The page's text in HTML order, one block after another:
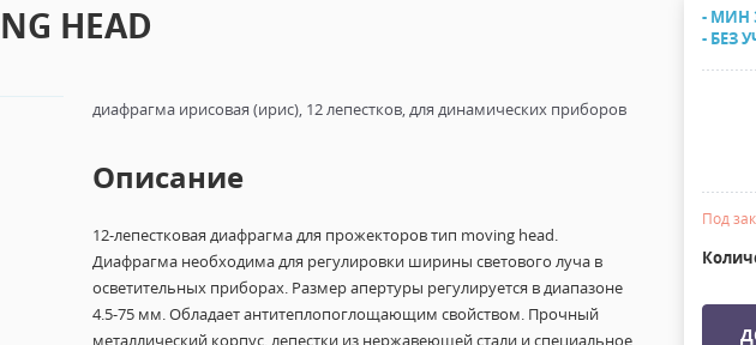
Защитные
Лежачий
HEAD
диафрагма ирисовая (ирис), 12 лепестков, для динамических приборов
Описание
12-лепестковая диафрагма для прожекторов тип moving head.
Диафрагма необходима для регулировки ширины светового луча в
осветительных приборах. Размер апертуры регулируется в диапазоне
4.5-75 мм. Обладает антитеплопоглощающим свойством. Прочный
металлический корпус, лепестки из нержавеющей стали испециальное
- МИН
- БЕЗ
Под